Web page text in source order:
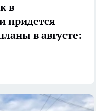
в
придется
в августе: